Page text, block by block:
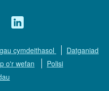
Linkedin
cymdeithasol
Datganiad
o'r wefan
Polisi